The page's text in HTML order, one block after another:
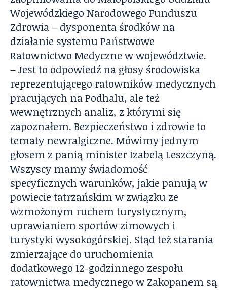
Wojewódzkiego Narodowego Funduszu
Zdrowia – dysponenta środków na
działanie systemu Państwowe
Ratownictwo Medyczne w województwie.
– Jest to odpowiedź na głosy środowiska
reprezentującego ratowników medycznych
pracujących na Podhalu, ale też
wewnętrznych analiz, z którymi się
zapoznałem. Bezpieczeństwo i zdrowie to
tematy newralgiczne. Mówimy jednym
głosem z panią minister Izabelą Leszczyną.
Wszyscy mamy świadomość
specyficznych warunków, jakie panują w
powiecie tatrzańskim w związku ze
wzmożonym ruchem turystycznym,
uprawianiem sportów zimowych i
turystyki wysokogórskiej. Stąd też starania
zmierzające do uruchomienia
dodatkowego 12-godzinnego zespołu
ratownictwa medycznego w Zakopanem są